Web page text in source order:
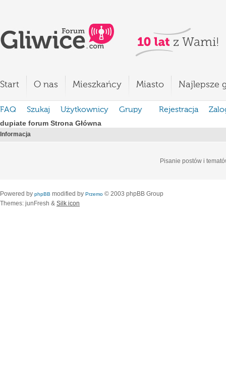
Start O nas Mieszkańcy Miasto Najlepsze
FAQ Szukaj Użytkownicy Grupy Rejestracja
dupiate forum Strona Główna
Informacja
Pisanie postów i
Powered by phpBB modified by Przemo © 2003 phpBB Group
Themes: junFresh & Silk icon